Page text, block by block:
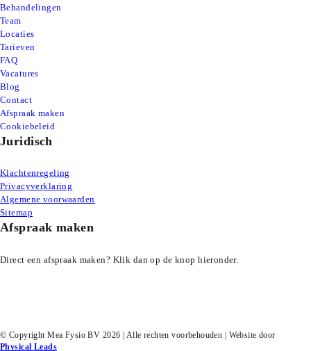
Behandelingen
Team
Locaties
Tarieven
FAQ
Vacatures
Blog
Contact
Afspraak maken
Cookiebeleid
Juridisch
Klachtenregeling
Privacyverklaring
Algemene voorwaarden
Sitemap
Afspraak maken
Direct een afspraak maken? Klik dan op de knop hieronder.
© Copyright Mea Fysio BV 2026 | Alle rechten voorbehouden | Website door
Physical Leads